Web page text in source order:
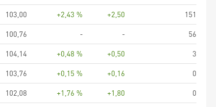
103,00 +2,43 % +2,50
151
100,76 - -
56
104,14 +0,48 % +0,50
3
103,76 +0,15 % +0,16
0
102,08 +1,76 % +1,80
0